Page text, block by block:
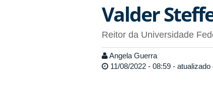
Valder
Reitor da Universidade
Angela Guerra
11/08/2022 - 08:59 -